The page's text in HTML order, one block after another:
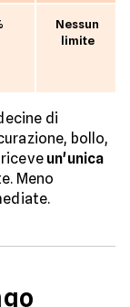
Nessun
limite
di
bollo,
un'unica
Meno